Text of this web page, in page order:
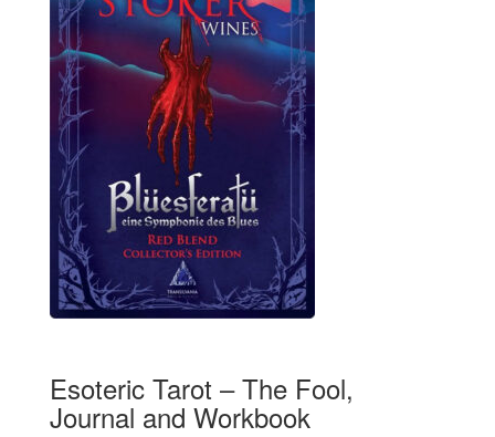
Esoteric Tarot – The Fool,
Journal and Workbook